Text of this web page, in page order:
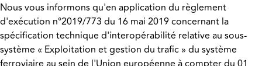
Nous vous informons qu'en application du règlement
d'exécution n°2019/773 du 16 mai 2019 concernant la
spécification technique d'interopérabilité relative au sous-
système « Exploitation et gestion du trafic » du système